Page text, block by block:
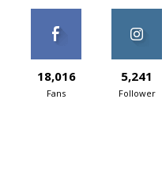
18,016
Fans
5,241
Follower